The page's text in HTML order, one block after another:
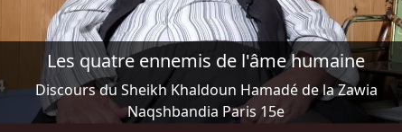
Yasir Qadhi : l'avenir de l'islam en occident
Président du conseil du fiqh d'Amérique du nord, le
professeur Yasir Qadhi était l'invité de Mizane TV pour un
entretien exclusif autour de la question de l'avenir de l'islam
en Occident. La...